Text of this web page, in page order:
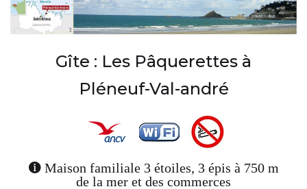
Gîte : Les Pâquerettes à
Pléneuf-Val-andré
Maison familiale 3 étoiles, 3 épis à 750 m
de la mer et des commerces